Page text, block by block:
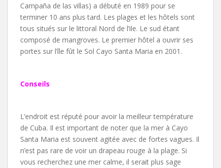
Campaña de las villas) a débuté en 1989 pour se
terminer 10 ans plus tard. Les plages et les hôtels sont
tous situés sur le littoral Nord de l’ile. Le sud étant
composé de mangroves. Le premier hôtel a ouvrir ses
portes sur l’île fût le Sol Cayo Santa Maria en 2001.
Conseils
L’endroit est réputé pour avoir la meilleur température
de Cuba. Il est important de noter que la mer à Cayo
Santa Maria est souvent agitée avec de fortes vagues. Il
n’est pas rare de voir un drapeau rouge à la plage. Si
vous recherchez une mer calme, il serait plus sage